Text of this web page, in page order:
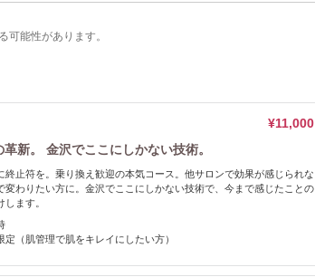
可能性があります。
¥11,000
新。 金沢でここにしかない技術。
終止符を。乗り換え歓迎の本気コース。他サロンで効果が感じられな
変わりたい方に。金沢でここにしかない技術で、今まで感じたことの
ます。
定（肌管理で肌をキレイにしたい方）